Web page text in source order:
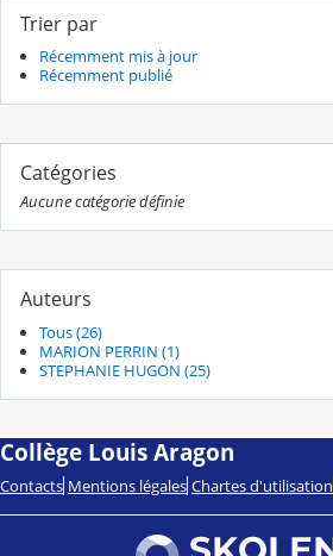
Trier par
Récemment mis à jour
Récemment publié
Catégories
Aucune catégorie définie
Auteurs
Tous (26)
MARION PERRIN (1)
STEPHANIE HUGON (25)
Collège Louis Aragon
Contacts Mentions légales Chartes d'utilisation